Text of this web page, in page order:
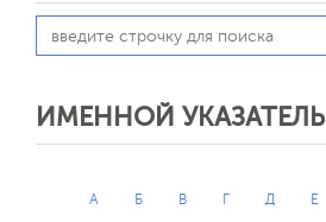
ИМЕННОЙ УКАЗАТЕЛЬ
А Б В Г Д Е